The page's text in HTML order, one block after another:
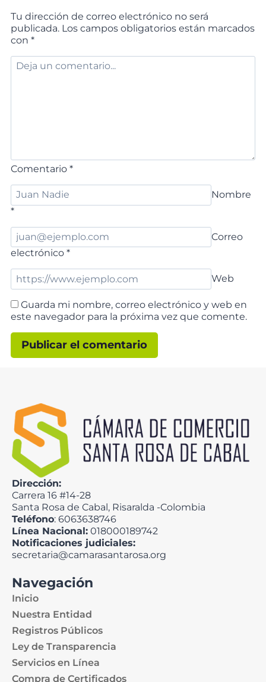
Tu dirección de correo electrónico no será
publicada. Los campos obligatorios están marcados
con *
Comentario *
Nombre
*
Correo
electrónico *
Web
Guarda mi nombre, correo electrónico y web en
este navegador para la próxima vez que comente.
Dirección:
Carrera 16 #14-28
Santa Rosa de Cabal, Risaralda -Colombia
Teléfono: 6063638746
Línea Nacional: 018000189742
Notificaciones judiciales:
secretaria@camarasantarosa.org
Navegación
Inicio
Nuestra Entidad
Registros Públicos
Ley de Transparencia
Servicios en Línea
Compra de Certificados